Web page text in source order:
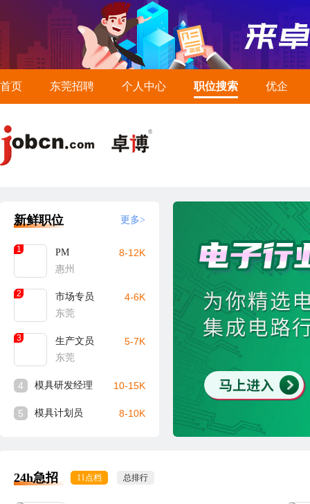
首页 东莞招聘 个人中心 职位搜索 优企
新鲜职位 更多>
1
PM
惠州
8-12K
2
市场专员
东莞
4-6K
3
生产文员
东莞
5-7K
4 模具研发经理 10-15K
5 模具计划员 8-10K
24h急招 11点档 总排行